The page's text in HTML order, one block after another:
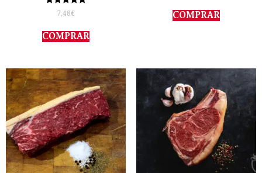
Valorado
con
de 5
7,48€
COMPRAR
de 5
COMPRAR